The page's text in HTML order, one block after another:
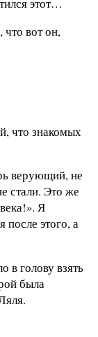
этот…
вот он,
что знакомых
верующий, не
стали. Это же
Я
после этого, а
в голову взять
была